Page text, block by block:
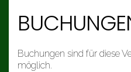
Buchungen sind für diese
möglich.